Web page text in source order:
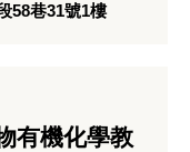
58巷31號1樓
有機化學教